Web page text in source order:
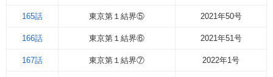
165話 東京第１結界⑤ 2021年50号
166話 東京第１結界⑥ 2021年51号
167話 東京第１結界⑦ 2022年1号